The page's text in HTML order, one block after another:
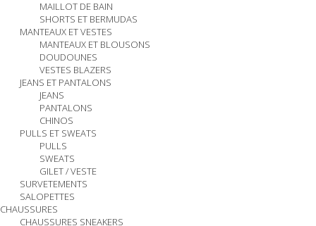
MAILLOT DE BAIN
SHORTS ET BERMUDAS
MANTEAUX ET VESTES
MANTEAUX ET BLOUSONS
DOUDOUNES
VESTES BLAZERS
JEANS ET PANTALONS
JEANS
PANTALONS
CHINOS
PULLS ET SWEATS
PULLS
SWEATS
GILET / VESTE
SURVETEMENTS
SALOPETTES
CHAUSSURES
CHAUSSURES SNEAKERS